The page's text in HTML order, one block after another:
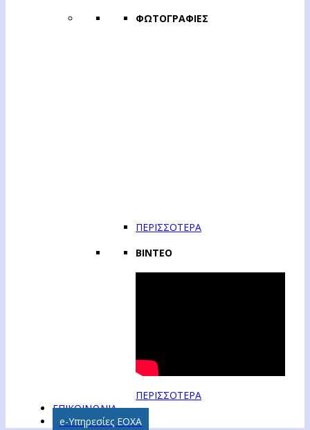
ΦΩΤΟΓΡΑΦΙΕΣ
ΠΕΡΙΣΣΟΤΕΡΑ
ΒΙΝΤΕΟ
ΠΕΡΙΣΣΟΤΕΡΑ
ΕΠΙΚΟΙΝΩΝΙΑ
e-Υπηρεσίες ΕΟΧΑ